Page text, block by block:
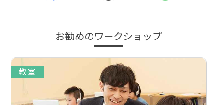
お勧めのワークショップ
教室